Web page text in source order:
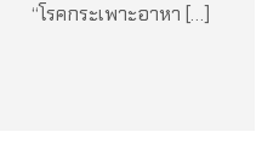
โรคกระเพาะอาหา […]